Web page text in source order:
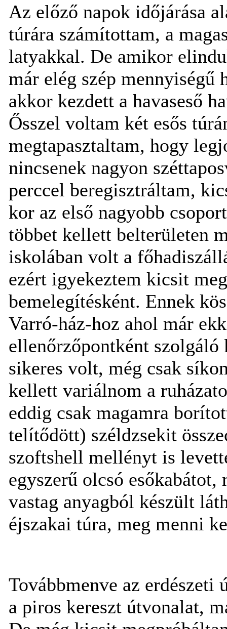
Az előző napok időjárása
túrára számítottam, a
latyakkal. De amikor
már elég szép
akkor kezdett a havaseső
Ősszel voltam két esős
megtapasztaltam, hogy
nincsenek nagyon
perccel beregisztráltam,
kor az első nagyobb
többet kellett belterületen
iskolában volt a
ezért igyekeztem kicsit
bemelegítésként. Ennek
Varró-ház-hoz ahol már
ellenőrzőpontként szolgáló
sikeres volt, még csak
kellett variálnom a
eddig csak magamra
telítődött) széldzsekit
szoftshell mellényt is
egyszerű olcsó
vastag anyagból készült
éjszakai túra, meg menni
Továbbmenve az
a piros kereszt útvonalat,